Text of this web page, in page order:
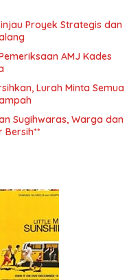
Proyek Strategis dan
AMJ Kades
Lurah Minta Semua
Sugihwaras, Warga dan
Bersih**